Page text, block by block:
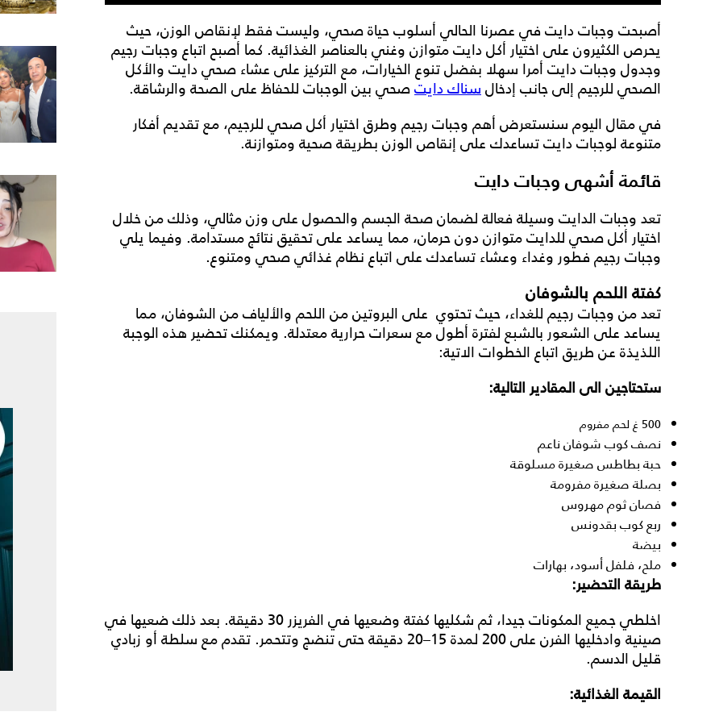
أصبحت وجبات دايتفي عصرنا الحالي أسلوب حياة صحي، وليست فقط لإنقاص الوزن، حيث
يحرص الكثيرون على اختيار أكل دايتمتوازن وغني بالعناصر الغذائية. كما أصبح اتباع وجبات رجيم
وجدول وجبات دايت أمرا سهلا بفضل تنوع الخيارات، مع التركيز على عشاء صحي دايت والأكل
الصحي للرجيم إلى جانب إدخالسناك دايتصحي بين الوجبات للحفاظ على الصحة والرشاقة.
في مقال اليوم سنستعرض أهم وجبات رجيم وطرق اختيار أكل صحي للرجيم، مع تقديم أفكار
متنوعة لوجبات دايتتساعدك على إنقاص الوزن بطريقة صحية ومتوازنة.
قائمة أشهى وجبات دايت
تعد وجبات الدايت وسيلة فعالة لضمان صحة الجسم والحصول على وزن مثالي، وذلك من خلال
اختيار أكل صحي للدايت متوازن دون حرمان، مما يساعد على تحقيق نتائج مستدامة. وفيما يلي
وجبات رجيم فطور وغداء وعشاء تساعدك على اتباع نظام غذائي صحي ومتنوع.
كفتة اللحم بالشوفان
تعد من وجبات رجيم للغداء، حيث تحتوي على البروتين من اللحم والألياف من الشوفان، مما
يساعد على الشعور بالشبع لفترة أطول مع سعرات حرارية معتدلة. ويمكنك تحضير هذه الوجبة
اللذيذة عن طريق اتباع الخطوات الاتية:
ستحتاجين الى المقادير التالية:
500 غ لحم مفروم
نصف كوب شوفان ناعم
حبة بطاطس صغيرة مسلوقة
بصلة صغيرة مفرومة
فصان ثوم مهروس
ربع كوب بقدونس
بيضة
ملح، فلفل أسود، بهارات
طريقة التحضير:
اخلطي جميع المكونات جيدا، ثم شكليها كفتة وضعيها في الفريزر 30 دقيقة. بعد ذلك ضعيها في
صينية وادخليها الفرن على 200 لمدة 15–20 دقيقة حتى تنضج وتتحمر. تقدم مع سلطة أو زبادي
قليل الدسم.
القيمة الغذائية: